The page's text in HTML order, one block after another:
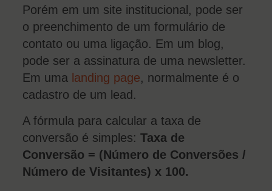
Porém em um site institucional, pode ser
o preenchimento de um formulário de
contato ou uma ligação. Em um blog,
pode ser a assinatura de uma newsletter.
Em uma landing page, normalmente é o
cadastro de um lead.
A fórmula para calcular a taxa de
conversão é simples: Taxa de
Conversão = (Número de Conversões /
Número de Visitantes) x 100.